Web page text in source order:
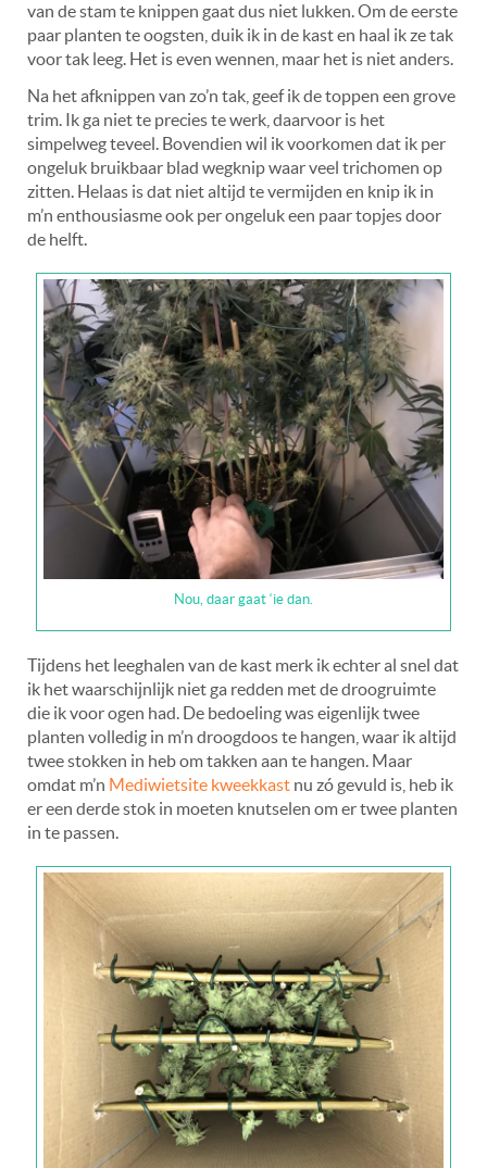
van de stam te knippen gaat dus niet lukken. Om de eerste
paar planten te oogsten, duik ik in de kast en haal ik ze tak
voor tak leeg. Het is even wennen, maar het is niet anders.
Na het afknippen van zo’n tak, geef ik de toppen een grove
trim. Ik ga niet te precies te werk, daarvoor is het
simpelweg teveel. Bovendien wil ik voorkomen dat ik per
ongeluk bruikbaar blad wegknip waar veel trichomen op
zitten. Helaas is dat niet altijd te vermijden en knip ik in
m’n enthousiasme ook per ongeluk een paar topjes door
de helft.
Nou, daar gaat ‘ie dan.
Tijdens het leeghalen van de kast merk ik echter al snel dat
ik het waarschijnlijk niet ga redden met de droogruimte
die ik voor ogen had. De bedoeling was eigenlijk twee
planten volledig in m’n droogdoos te hangen, waar ik altijd
twee stokken in heb om takken aan te hangen. Maar
omdat m’n Mediwietsite kweekkast nu zó gevuld is, heb ik
er een derde stok in moeten knutselen om er twee planten
in te passen.